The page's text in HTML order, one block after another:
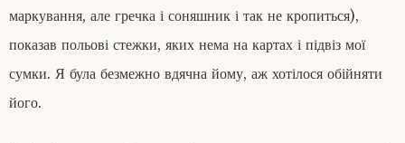
маркування, але гречка і соняшник і так не кропиться),
показав польові стежки, яких нема на картах і підвіз мої
сумки. Я була безмежно вдячна йому, аж хотілося обійняти
його.